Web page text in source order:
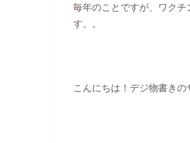
毎年のことですが、ワク
す。。
こんにちは！デジ物書きの